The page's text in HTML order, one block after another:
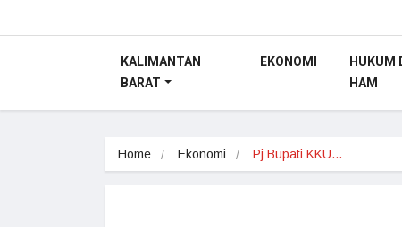
KALIMANTAN
BARAT
EKONOMI
HUKUM
HAM
Home Ekonomi Pj Bupati KKU…